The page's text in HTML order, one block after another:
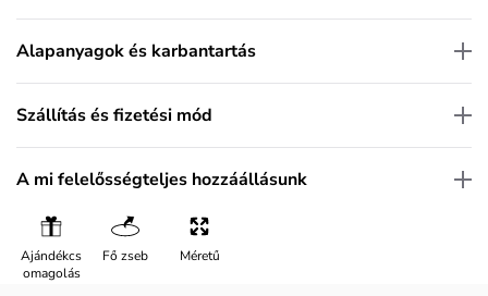
Alapanyagok és karbantartás
Szállítás és fizetési mód
A mi felelősségteljes hozzáállásunk
Ajándékcs
omagolás
Fő zseb Méretű